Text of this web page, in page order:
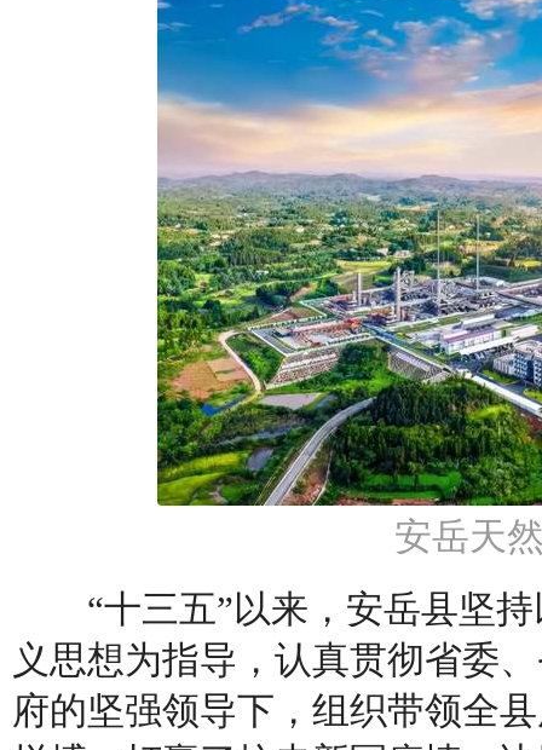
安岳天
“十三五”以来，安岳县坚持
义思想为指导，认真贯彻省委
府的坚强领导下，组织带领全